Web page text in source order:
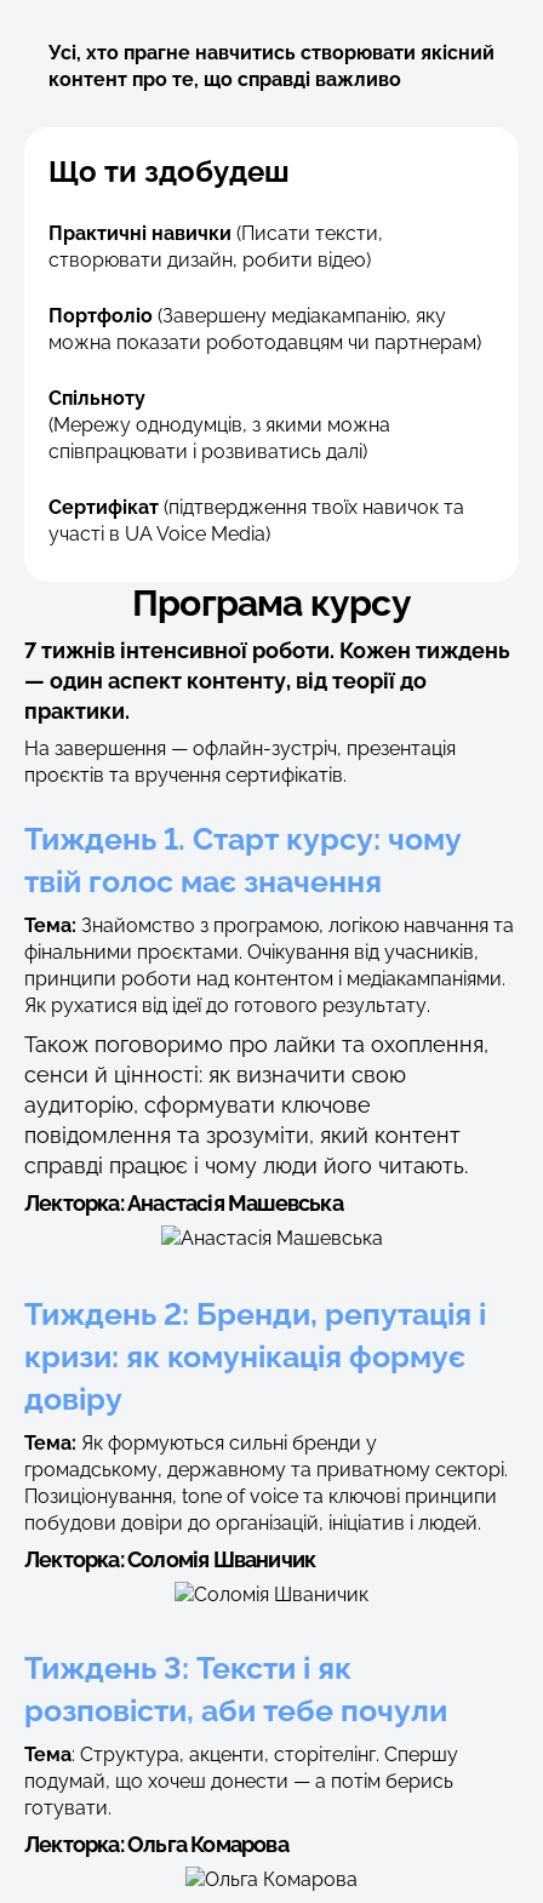
Усі, хто прагне навчитись створювати якісний
контент про те, що справді важливо
Що ти здобудеш
Практичні навички (Писати тексти,
створювати дизайн, робити відео)
Портфоліо (Завершену медіакампанію, яку
можна показати роботодавцям чи партнерам)
Спільноту
(Мережу однодумців, з якими можна
співпрацювати і розвиватись далі)
Сертифікат (підтвердження твоїх навичок та
участі в UA Voice Media)
Програма курсу
7 тижнів інтенсивної роботи. Кожен тиждень
— один аспект контенту, від теорії до
практики.
На завершення — офлайн-зустріч, презентація
проєктів та вручення сертифікатів.
Тиждень 1. Старт курсу: чому
твій голос має значення
Тема: Знайомство з програмою, логікою навчання та
фінальними проєктами. Очікування від учасників,
принципи роботи над контентом і медіакампаніями.
Як рухатися від ідеї до готового результату.
Також поговоримо про лайки та охоплення,
сенси й цінності: як визначити свою
аудиторію, сформувати ключове
повідомлення та зрозуміти, який контент
справді працює і чому люди його читають.
Лекторка: Анастасія Машевська
Тиждень 2: Бренди, репутація і
кризи: як комунікація формує
довіру
Тема: Як формуються сильні бренди у
громадському, державному та приватному секторі.
Позиціонування, tone of voice та ключові принципи
побудови довіри до організацій, ініціатив і людей.
Лекторка:Соломія Шваничик
Тиждень 3: Тексти і як
розповісти, аби тебе почули
Тема: Структура, акценти, сторітелінг. Спершу
подумай, що хочеш донести — а потім берись
готувати.
Лекторка:Ольга Комарова